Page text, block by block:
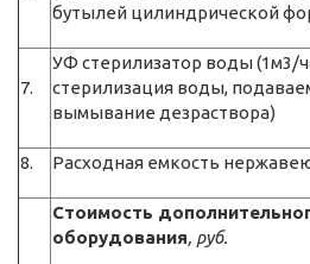
бутылей цилиндрической
7.
УФ стерилизатор воды (1м3/
стерилизация воды,
вымывание дезраствора)
8. Расходная емкость
Стоимость
оборудования, руб.